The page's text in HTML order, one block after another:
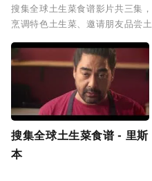
搜集全球土生菜食谱影片共三集
烹调特色土生菜、邀请朋友品尝
搜集全球土生菜食谱 - 里斯
本